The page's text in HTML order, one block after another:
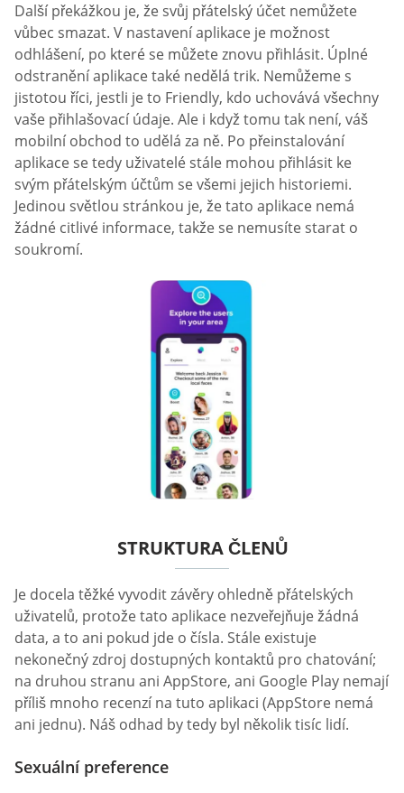
Další překážkou je, že svůj přátelský účet nemůžete
vůbec smazat. V nastavení aplikace je možnost
odhlášení, po které se můžete znovu přihlásit. Úplné
odstranění aplikace také nedělá trik. Nemůžeme s
jistotou říci, jestli je to Friendly, kdo uchovává všechny
vaše přihlašovací údaje. Ale i když tomu tak není, váš
mobilní obchod to udělá za ně. Po přeinstalování
aplikace se tedy uživatelé stále mohou přihlásit ke
svým přátelským účtům se všemi jejich historiemi.
Jedinou světlou stránkou je, že tato aplikace nemá
žádné citlivé informace, takže se nemusíte starat o
soukromí.
STRUKTURA ČLENŮ
Je docela těžké vyvodit závěry ohledně přátelských
uživatelů, protože tato aplikace nezveřejňuje žádná
data, a to ani pokud jde o čísla. Stále existuje
nekonečný zdroj dostupných kontaktů pro chatování;
na druhou stranu ani AppStore, ani Google Play nemají
příliš mnoho recenzí na tuto aplikaci (AppStore nemá
ani jednu). Náš odhad by tedy byl několik tisíc lidí.
Sexuální preference